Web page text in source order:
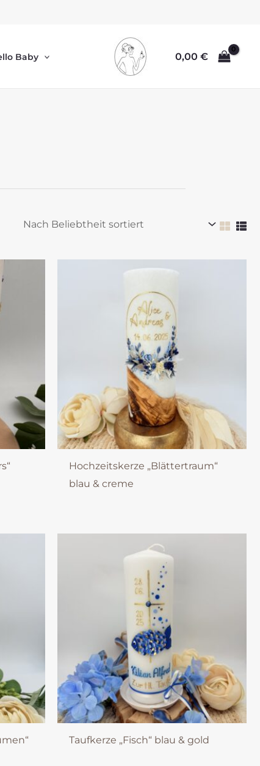
Baby 0,00 €
Hochzeitskerze „Blättertraum“
blau & creme
Taufkerze „Fisch“ blau & gold